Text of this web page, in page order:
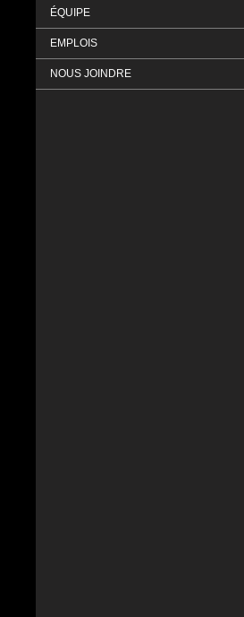
ÉQUIPE
EMPLOIS
NOUS JOINDRE